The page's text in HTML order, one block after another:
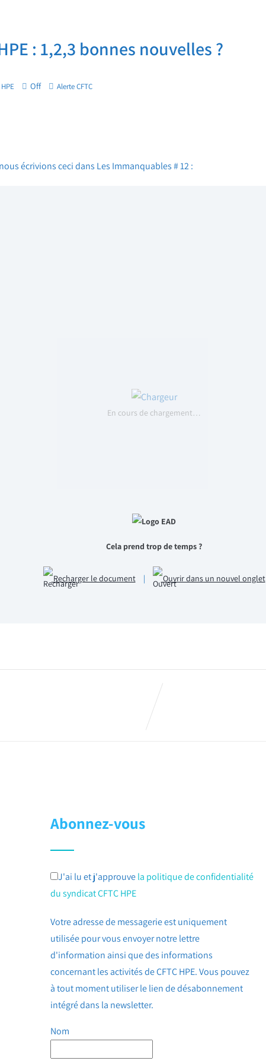
: 1,2,3 bonnes nouvelles ?
Off Alerte CFTC
écrivions ceci dans Les Immanquables # 12 :
En cours de chargement…
Cela prend trop de temps ?
Recharger le document | Ouvrir dans un nouvel onglet
Abonnez-vous
J'ai lu et j'approuvela politique de confidentialité
du syndicat CFTC HPE
Votre adresse de messagerie est uniquement
utilisée pour vous envoyer notre lettre
d'information ainsi que des informations
concernant les activités de CFTC HPE. Vous pouvez
à tout moment utiliser le lien de désabonnement
intégré dans la newsletter.
Nom